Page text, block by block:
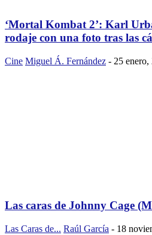
‘Mortal Kombat 2’: Karl
rodaje con una foto tras las
Cine Miguel Á. Fernández - 25 enero,
Las caras de Johnny Cage
Las Caras de... Raúl García - 18